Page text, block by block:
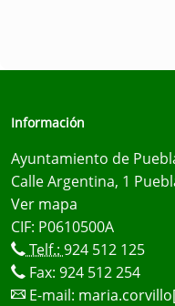
Información
Ayuntamiento de
Calle Argentina, 1
Ver mapa
CIF: P0610500A
Telf.: 924 512 125
Fax: 924 512 254
E-mail: